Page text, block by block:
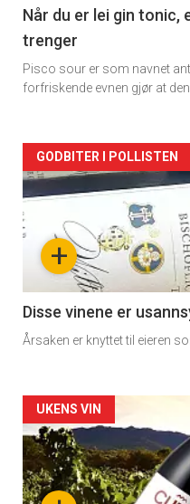
2
Når du er lei gin tonic,
trenger
Pisco sour er som navnet
forfriskende evnen gjør at
Forsiden
akkurat
nå
3
+
GODBITER I POLLISTEN
Disse vinene er
Årsaken er knyttet til eieren
Forsiden
akkurat
nå
UKENS VIN